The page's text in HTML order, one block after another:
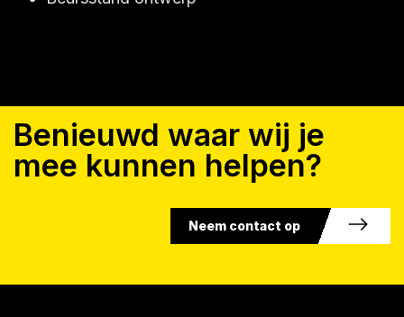
Benieuwd waar wij je
mee kunnen helpen?
Neem contact op